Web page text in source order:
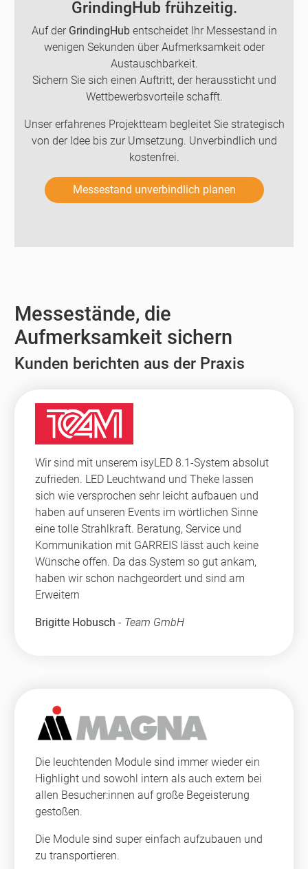
GrindingHub frühzeitig.
Auf der GrindingHubentscheidet Ihr Messestand in
wenigen Sekunden über Aufmerksamkeit oder
Austauschbarkeit.
Sichern Sie sich einen Auftritt, der heraussticht und
Wettbewerbsvorteile schafft.
Unser erfahrenes Projektteam begleitet Sie strategisch
von der Idee bis zur Umsetzung. Unverbindlich und
kostenfrei.
Messestand unverbindlich planen
Messestände, die
Aufmerksamkeit sichern
Kunden berichten aus der Praxis
Wir sind mit unserem isyLED 8.1-System absolut
zufrieden. LED Leuchtwand und Theke lassen
sich wie versprochen sehr leicht aufbauen und
haben auf unseren Events im wörtlichen Sinne
eine tolle Strahlkraft. Beratung, Service und
Kommunikation mit GARREIS lässt auch keine
Wünsche offen. Da das System so gut ankam,
haben wir schon nachgeordert und sind am
Erweitern
Brigitte Hobusch - Team GmbH
Die leuchtenden Module sind immer wieder ein
Highlight und sowohl intern als auch extern bei
allen Besucher:innen auf große Begeisterung
gestoßen.
Die Module sind super einfach aufzubauen und
zu transportieren.